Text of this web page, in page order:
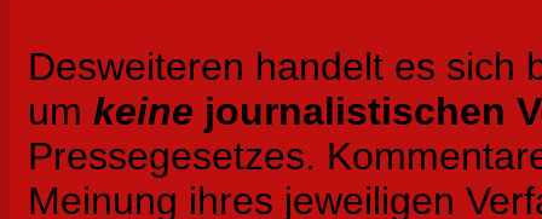
Desweiteren handelt es sich
um keine journalistischen
Pressegesetzes.
Meinung ihres jeweiligen